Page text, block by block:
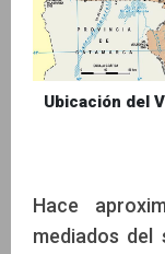
Ubicación del
Hace
mediados del